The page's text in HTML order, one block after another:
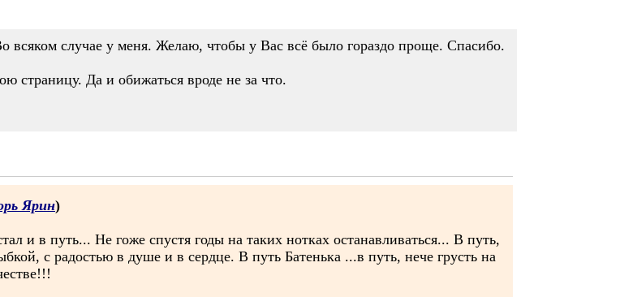
всяком случае у меня. Желаю, чтобы у Вас всё было гораздо проще. Спасибо.
страницу. Да и обижаться вроде не за что.
Ярин)
и в путь... Не гоже спустя годы на таких нотках останавливаться... В путь,
с радостью в душе и в сердце. В путь Батенька ...в путь, нече грусть на